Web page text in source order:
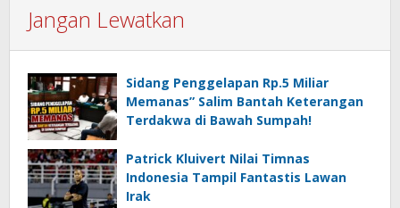
Jangan Lewatkan
Sidang Penggelapan Rp.5 Miliar
Memanas” Salim Bantah Keterangan
Terdakwa di Bawah Sumpah!
Patrick Kluivert Nilai Timnas
Indonesia Tampil Fantastis Lawan
Irak